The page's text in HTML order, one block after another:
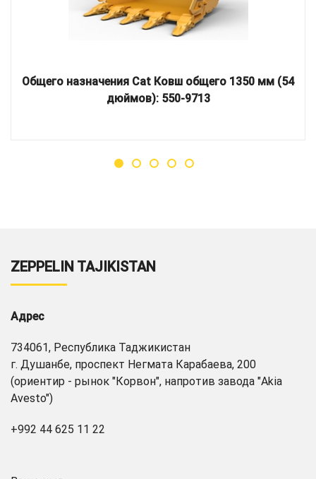
Общего назначения Cat Ковш общего 1350 мм (54
дюймов): 550-9713
ZEPPELIN TAJIKISTAN
Адрес
734061, Республика Таджикистан
г. Душанбе, проспект Негмата Карабаева, 200
(ориентир - рынок "Корвон", напротив завода "Akia
Avesto")
+992 44 625 11 22